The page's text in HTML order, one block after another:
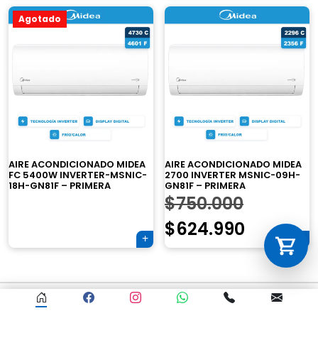
era:
$642.000.
actual
$534.990.
Agotado
AIRE ACONDICIONADO MIDEA
FC 5400W INVERTER-MSNIC-
18H-GN81F – PRIMERA
AIRE ACONDICIONADO MIDEA
2700 INVERTER MSNIC-09H-
GN81F – PRIMERA
$750.000El
precio
original
era:
$624.990
precio
actual
Navegación
Tu carrito está vacío.
Agregá un producto y aparecerá acá